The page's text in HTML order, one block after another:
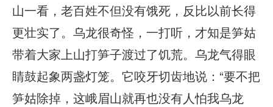
山一看，老百姓不但没有饿死，反比以前长得
更壮实了。乌龙很奇怪，一打听，才知是笋姑
带着大家上山打笋子渡过了饥荒。乌龙气得眼
睛鼓起象两盏灯笼。它咬牙切齿地说：“要不把
笋姑除掉，这峨眉山就再也没有人怕我乌龙